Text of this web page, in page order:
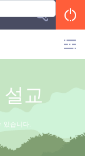
교
있습니다.